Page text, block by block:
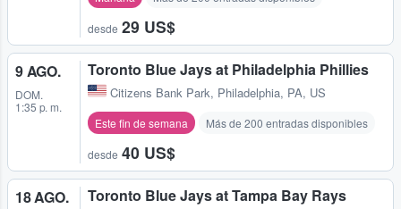
desde 29 US$
9 AGO.
DOM.
1:35 p. m.
Toronto Blue Jays at Philadelphia Phillies
Citizens Bank Park, Philadelphia, PA, US
Este fin de semana Más de 200 entradas disponibles
desde 40 US$
18 AGO. Toronto Blue Jays at Tampa Bay Rays